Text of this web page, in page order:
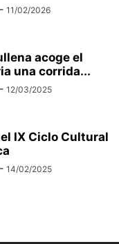
- 11/02/2026
acoge el
una corrida...
- 12/03/2025
IX Ciclo Cultural
- 14/02/2025